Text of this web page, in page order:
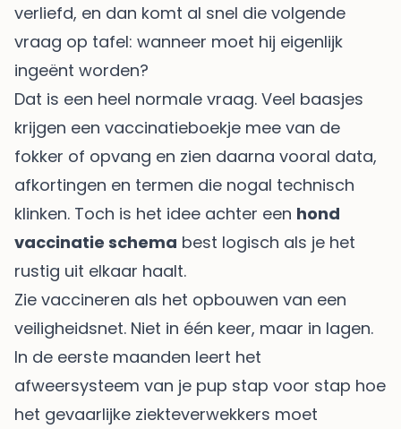
verliefd, en dan komt al snel die volgende
vraag op tafel: wanneer moet hij eigenlijk
ingeënt worden?
Dat is een heel normale vraag. Veel baasjes
krijgen een vaccinatieboekje mee van de
fokker of opvang en zien daarna vooral data,
afkortingen en termen die nogal technisch
klinken. Toch is het idee achter een hond
vaccinatie schema best logisch als je het
rustig uit elkaar haalt.
Zie vaccineren als het opbouwen van een
veiligheidsnet. Niet in één keer, maar in lagen.
In de eerste maanden leert het
afweersysteem van je pup stap voor stap hoe
het gevaarlijke ziekteverwekkers moet